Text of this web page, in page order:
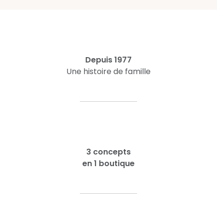
Depuis 1977
Une histoire de famille
3 concepts
en 1 boutique